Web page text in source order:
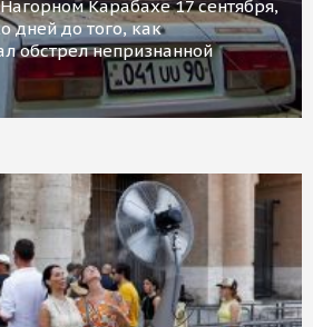
Карабахе 17 сентября,
дней до того, как
обстрел непризнанной